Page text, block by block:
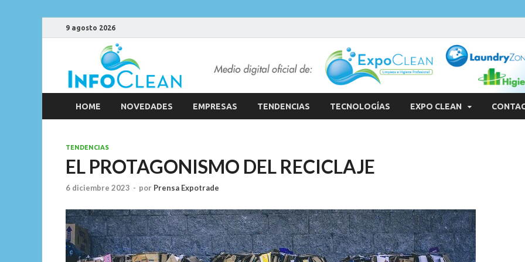
9 agosto 2026
HOME NOVEDADES EMPRESAS TENDENCIAS TECNOLOGÍAS EXPO CLEAN
TENDENCIAS
EL PROTAGONISMO DEL RECICLAJE
6 diciembre 2023 - por Prensa Expotrade